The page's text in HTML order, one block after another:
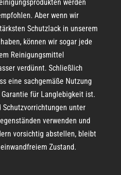
werden
Aber wenn wir
Schutzlack in unserem
können wir sogar jede
Reinigungsmittel
verdünnt. Schließlich
eine sachgemäße Nutzung
für Langlebigkeit ist.
unter
verwenden und
vorsichtig abstellen, bleibt
Zustand.